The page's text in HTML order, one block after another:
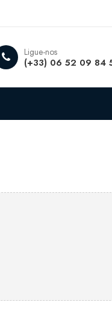
Ligue-nos
(+33) 06 52 09 84